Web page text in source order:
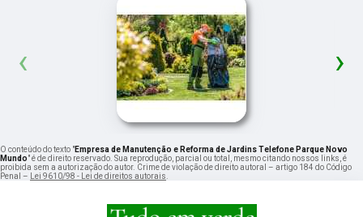
‹ ›
O conteúdo do texto "Empresa de Manutenção e Reforma de Jardins Telefone Parque Novo
Mundo" é de direito reservado. Sua reprodução, parcial ou total, mesmo citando nossos links, é
proibida sem a autorização do autor. Crime de violação de direito autoral – artigo 184 do Código
Penal –
Lei 9610/98 - Lei de direitos autorais